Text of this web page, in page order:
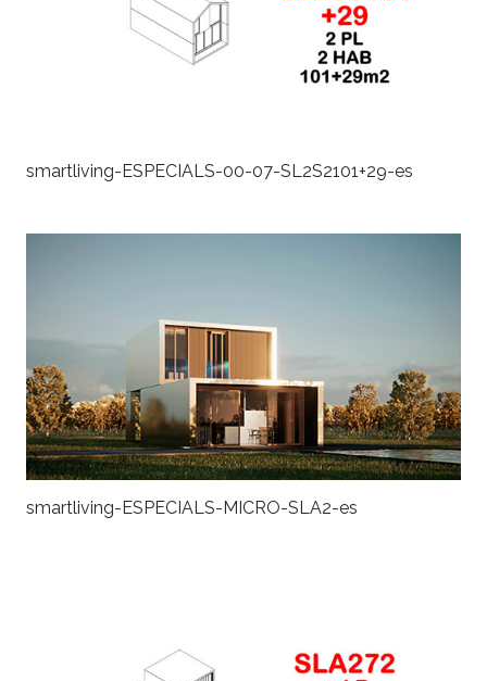
smartliving-ESPECIALS-00-07-SL2S2101+29-es
smartliving-ESPECIALS-MICRO-SLA2-es